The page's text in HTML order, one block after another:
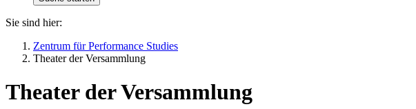
Sie sind hier:
Zentrum für Performance Studies
Theater der Versammlung
Theater der Versammlung